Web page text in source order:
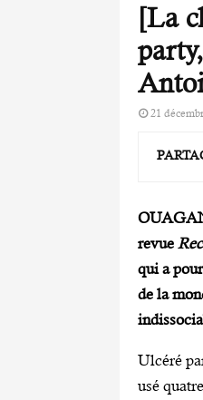
[La
21
revue
qui a
de la
Ulcéré
usé